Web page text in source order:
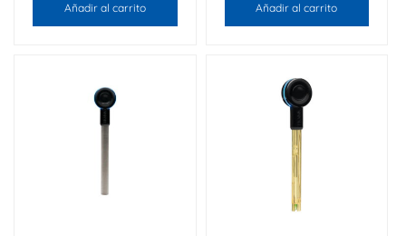
Añadir al carrito Añadir al carrito